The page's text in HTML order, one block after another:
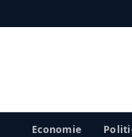
Economie